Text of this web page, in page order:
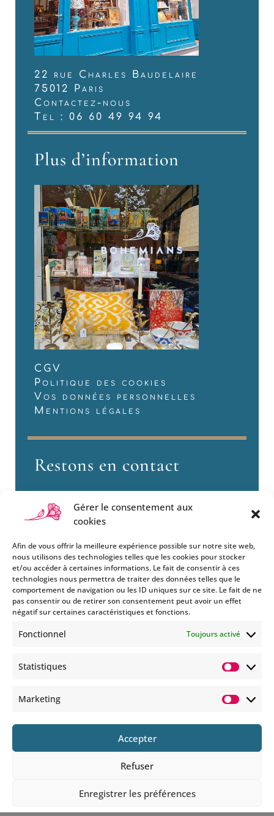
Gérer le consentement aux
cookies
Afin de vous offrir la meilleure expérience possible sur notre site web,
nous utilisons des technologies telles que les cookies pour stocker
et/ou accéder à certaines informations. Le fait de consentir à ces
technologies nous permettra de traiter des données telles que le
comportement de navigation ou les ID uniques sur ce site. Le fait de ne
pas consentir ou de retirer son consentement peut avoir un effet
négatif sur certaines caractéristiques et fonctions.
Fonctionnel Toujours activé
Statistiques
Marketing
Accepter
Refuser
Enregistrer les préférences
22 rue Charles Baudelaire
75012 Paris
Contactez-nous
Tel : 06 60 49 94 94
Plus d’information
CGV
Politique des cookies
Vos données personnelles
Mentions légales
Restons en contact
Si vous souhaitez être informés
des nouveautés et évènements
que nous organisons
abonnez-vous à notre
de nos MMS.
En savoir plus